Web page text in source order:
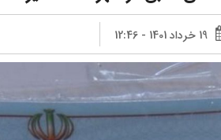
19 خرداد 1401 - 12:46